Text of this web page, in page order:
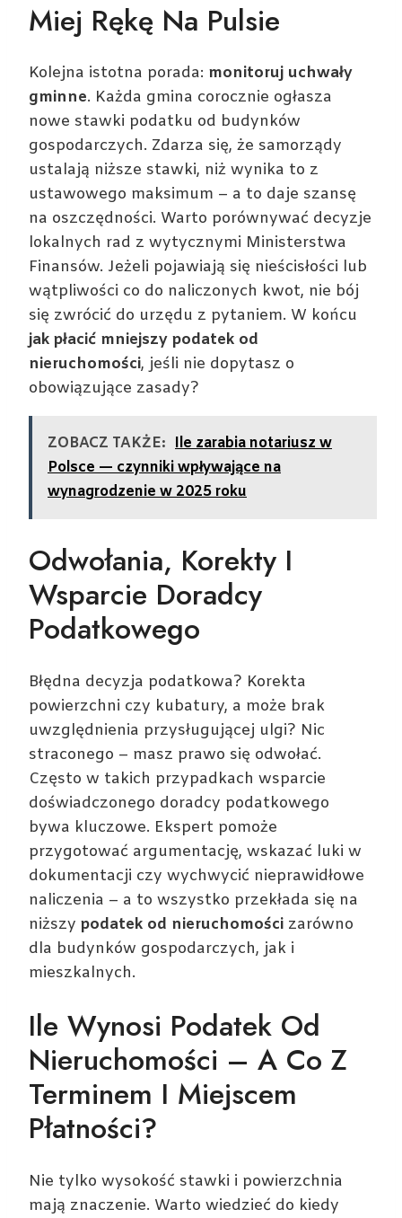
Miej Rękę Na Pulsie
Kolejna istotna porada: monitoruj uchwały
gminne. Każda gmina corocznie ogłasza
nowe stawki podatku od budynków
gospodarczych. Zdarza się, że samorządy
ustalają niższe stawki, niż wynika to z
ustawowego maksimum – a to daje szansę
na oszczędności. Warto porównywać decyzje
lokalnych rad z wytycznymi Ministerstwa
Finansów. Jeżeli pojawiają się nieścisłości lub
wątpliwości co do naliczonych kwot, nie bój
się zwrócić do urzędu z pytaniem. W końcu
jak płacić mniejszy podatek od
nieruchomości, jeśli nie dopytasz o
obowiązujące zasady?
ZOBACZ TAKŻE: Ile zarabia notariusz w
Polsce — czynniki wpływające na
wynagrodzenie w 2025 roku
Odwołania, Korekty I
Wsparcie Doradcy
Podatkowego
Błędna decyzja podatkowa? Korekta
powierzchni czy kubatury, a może brak
uwzględnienia przysługującej ulgi? Nic
straconego – masz prawo się odwołać.
Często w takich przypadkach wsparcie
doświadczonego doradcy podatkowego
bywa kluczowe. Ekspert pomoże
przygotować argumentację, wskazać luki w
dokumentacji czy wychwycić nieprawidłowe
naliczenia – a to wszystko przekłada się na
niższy podatek od nieruchomości zarówno
dla budynków gospodarczych, jak i
mieszkalnych.
Ile Wynosi Podatek Od
Nieruchomości – A Co Z
Terminem I Miejscem
Płatności?
Nie tylko wysokość stawki i powierzchnia
mają znaczenie. Warto wiedzieć do kiedy